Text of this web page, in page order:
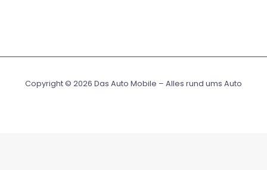
Copyright © 2026 Das Auto Mobile – Alles rund ums Auto